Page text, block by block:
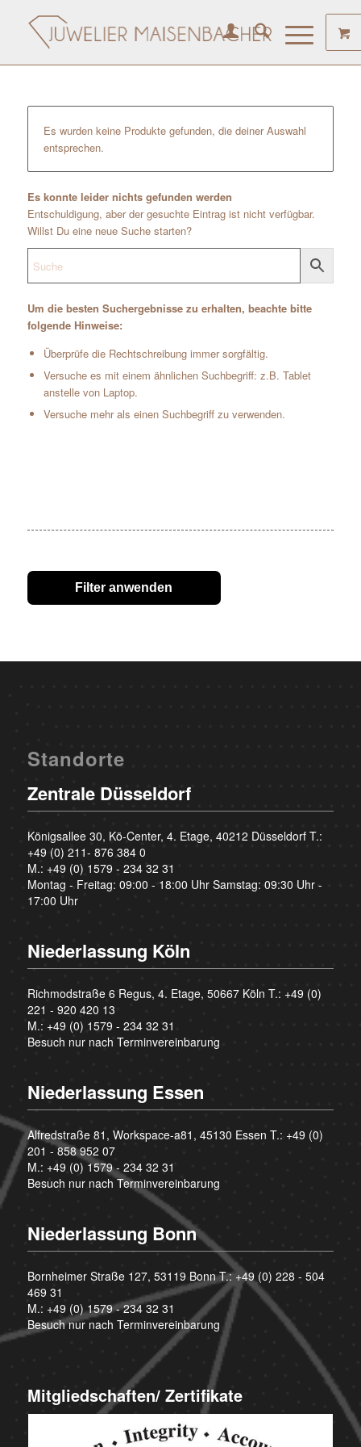
Es wurden keine Produkte gefunden, die deiner Auswahl
entsprechen.
Es konnte leider nichts gefunden werden
Entschuldigung, aber der gesuchte Eintrag ist nicht verfügbar.
Willst Du eine neue Suche starten?
Um die besten Suchergebnisse zu erhalten, beachte bitte
folgende Hinweise:
Überprüfe die Rechtschreibung immer sorgfältig.
Versuche es mit einem ähnlichen Suchbegriff: z.B. Tablet
anstelle von Laptop.
Versuche mehr als einen Suchbegriff zu verwenden.
Filter anwenden
Standorte
Zentrale Düsseldorf
Königsallee 30, Kö-Center, 4. Etage, 40212 Düsseldorf T.:
+49 (0) 211- 876 384 0
M.: +49 (0) 1579 - 234 32 31
Montag - Freitag: 09:00 - 18:00 Uhr Samstag: 09:30 Uhr -
17:00 Uhr
Niederlassung Köln
Richmodstraße 6 Regus, 4. Etage, 50667 Köln T.: +49 (0)
221 - 920 420 13
M.: +49 (0) 1579 - 234 32 31
Besuch nur nach Terminvereinbarung
Niederlassung Essen
Alfredstraße 81, Workspace-a81, 45130 Essen T.: +49 (0)
201 - 858 952 07
M.: +49 (0) 1579 - 234 32 31
Besuch nur nach Terminvereinbarung
Niederlassung Bonn
Bornheimer Straße 127, 53119 Bonn T.:+49 (0) 228 - 504
469 31
M.: +49 (0) 1579 - 234 32 31
Besuch nur nach Terminvereinbarung
Mitgliedschaften/ Zertifikate